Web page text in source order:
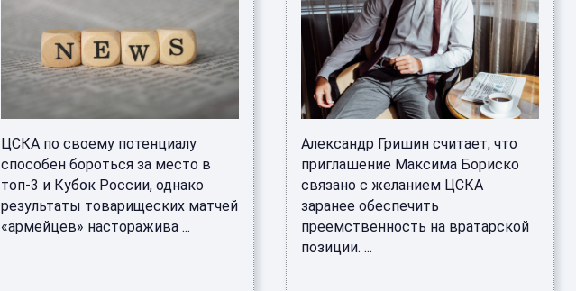
ЦСКА по своему потенциалу
способен бороться за место в
топ-3 и Кубок России, однако
результаты товарищеских матчей
«армейцев» насторажива ...
Александр Гришин считает, что
приглашение Максима Бориско
связано с желанием ЦСКА
заранее обеспечить
преемственность на вратарской
позиции. ...